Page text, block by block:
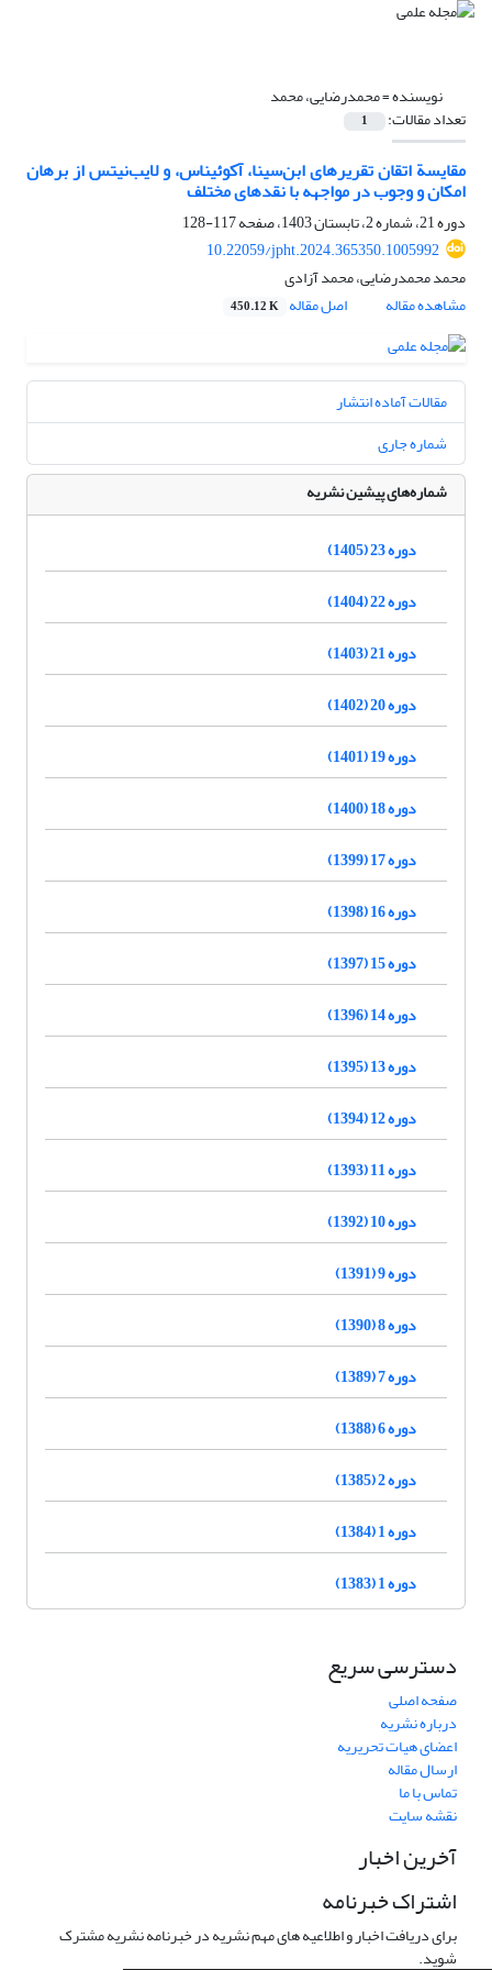
نویسنده =محمدرضایی، محمد
تعداد مقالات: 1
مقایسة اتقان تقریرهای ابن‌سینا، آکوئیناس، و لایب‌نیتس از برهان
امکان و وجوب در مواجهه با نقدهای مختلف
دوره 21، شماره 2، تابستان 1403، صفحه
117-128
10.22059/jpht.2024.365350.1005992
محمد محمدرضایی، محمد آزادی
مشاهده مقاله
اصل مقاله 450.12 K
مقالات آماده انتشار
شماره جاری
شماره‌های پیشین نشریه
دوره 23 (1405)
دوره 22 (1404)
دوره 21 (1403)
دوره 20 (1402)
دوره 19 (1401)
دوره 18 (1400)
دوره 17 (1399)
دوره 16 (1398)
دوره 15 (1397)
دوره 14 (1396)
دوره 13 (1395)
دوره 12 (1394)
دوره 11 (1393)
دوره 10 (1392)
دوره 9 (1391)
دوره 8 (1390)
دوره 7 (1389)
دوره 6 (1388)
دوره 2 (1385)
دوره 1 (1384)
دوره 1 (1383)
دسترسی سریع
صفحه اصلی
درباره نشریه
اعضای هیات تحریریه
ارسال مقاله
تماس با ما
نقشه سایت
آخرین اخبار
اشتراک خبرنامه
برای دریافت اخبار و اطلاعیه های مهم نشریه در خبرنامه نشریه مشترک
شوید.